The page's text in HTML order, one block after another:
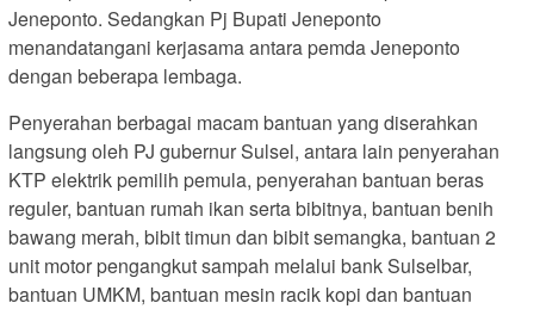
Jeneponto. Sedangkan Pj Bupati Jeneponto
menandatangani kerjasama antara pemda Jeneponto
dengan beberapa lembaga.
Penyerahan berbagai macam bantuan yang diserahkan
langsung oleh PJ gubernur Sulsel, antara lain penyerahan
KTP elektrik pemilih pemula, penyerahan bantuan beras
reguler, bantuan rumah ikan serta bibitnya, bantuan benih
bawang merah, bibit timun dan bibit semangka, bantuan 2
unit motor pengangkut sampah melalui bank Sulselbar,
bantuan UMKM, bantuan mesin racik kopi dan bantuan